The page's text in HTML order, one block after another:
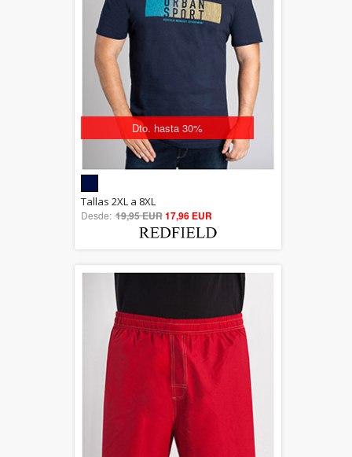
Dto. hasta 30%
5.00
out of 5
Tallas 2XL a 8XL
Desde: 19,95 EUR17,96 EUR